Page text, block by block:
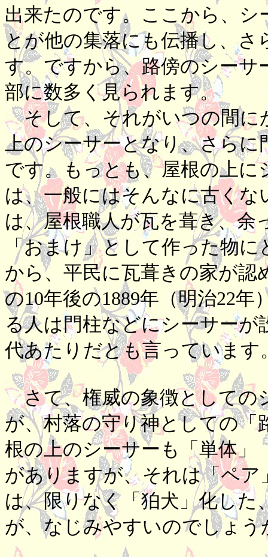
出来たのです。ここから、
とが他の集落にも伝播し、
す。ですから、路傍のシーサ
部に数多く見られます。
そして、それがいつの間に
上のシーサーとなり、さら
です。もっとも、屋根の上
は、一般にはそんなに古く
は、屋根職人が瓦を葺き、余
「おまけ」として作った物
から、平民に瓦葺きの家が
の10年後の1889年（明治22
る人は門柱などにシーサーが
代あたりだとも言っています
さて、権威の象徴としての
が、村落の守り神としての「
根の上のシーサーも「単体」
がありますが、それは「ペ
は、限りなく「狛犬」化した
が、なじみやすいのでしょう